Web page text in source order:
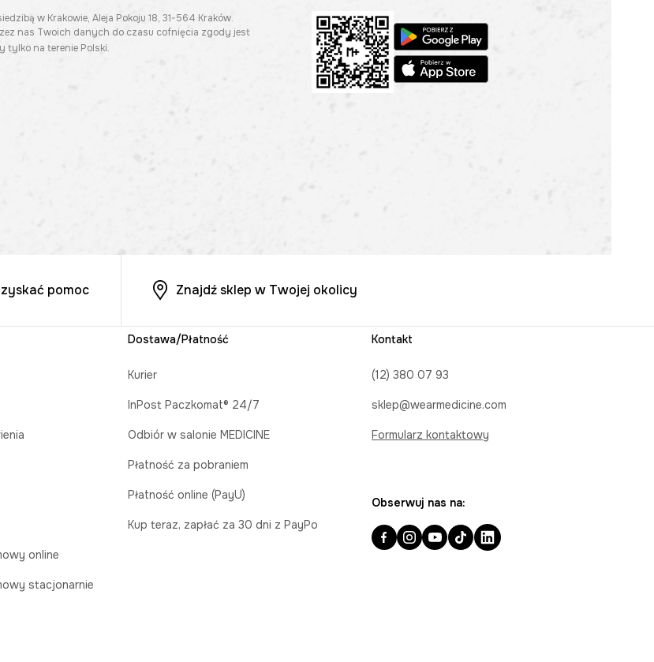
w Krakowie, Aleja Pokoju 18, 31-564 Kraków.
nas Twoich danych do czasu cofnięcia zgody jest
tylko na terenie Polski.
pomoc Znajdź sklep w Twojej okolicy
online
stacjonarnie
Dostawa/Płatność
Kurier
InPost Paczkomat® 24/7
Odbiór w salonie MEDICINE
Płatność za pobraniem
Płatność online (PayU)
Kup teraz, zapłać za 30 dni z PayPo
Kontakt
(12) 380 07 93
sklep@wearmedicine.com
Formularz kontaktowy
Obserwuj nas na: